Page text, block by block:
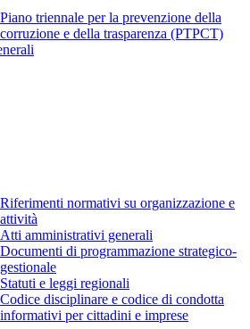
Piano triennale per la prevenzione della
corruzione e della trasparenza (PTPCT)
Riferimenti normativi su organizzazione e
attività
Atti amministrativi generali
Documenti di programmazione strategico-
gestionale
Statuti e leggi regionali
Codice disciplinare e codice di condotta
per cittadini e imprese